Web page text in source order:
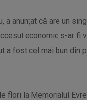
a anunţat că are un
economic s-ar fi
a fost cel mai bun din
flori la Memorialul